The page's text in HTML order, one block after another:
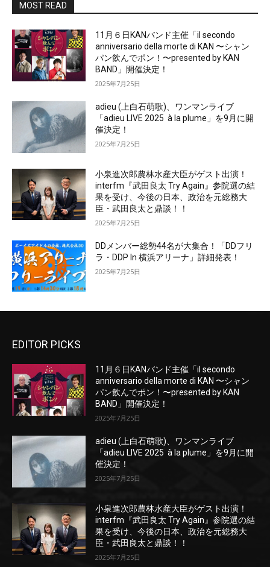
MOST READ
11月６日KANバンド主催「il secondo
anniversario della morte di KAN 〜シャン
パン飲んでポン！〜presented by KAN
BAND」開催決定！
2025年7月25日
adieu (上白石萌歌)、ワンマンライブ
「adieu LIVE 2025 à la plume」を9月に開
催決定！
2025年7月25日
小泉進次郎農林水産大臣がゲスト出演！
interfm『武田良太 Try Again』参院選の結
果を受け、今後の日本、政治を元総務大
臣・武田良太と鼎談！！
2025年7月25日
DDメンバー総勢44名が大集合！「DDフリ
ラ・DDP In 横浜アリーナ」詳細発表！
2025年7月25日
EDITOR PICKS
11月６日KANバンド主催「il secondo
anniversario della morte di KAN 〜シャン
パン飲んでポン！〜presented by KAN
BAND」開催決定！
2025年7月25日
adieu (上白石萌歌)、ワンマンライブ
「adieu LIVE 2025 à la plume」を9月に開
催決定！
2025年7月25日
小泉進次郎農林水産大臣がゲスト出演！
interfm『武田良太 Try Again』参院選の結
果を受け、今後の日本、政治を元総務大
臣・武田良太と鼎談！！
2025年7月25日